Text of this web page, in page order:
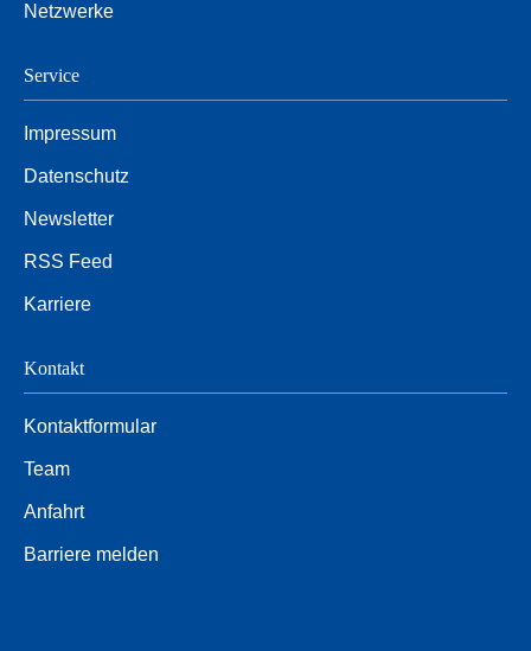
Netzwerke
Service
Impressum
Datenschutz
Newsletter
RSS Feed
Karriere
Kontakt
Kontaktformular
Team
Anfahrt
Barriere melden